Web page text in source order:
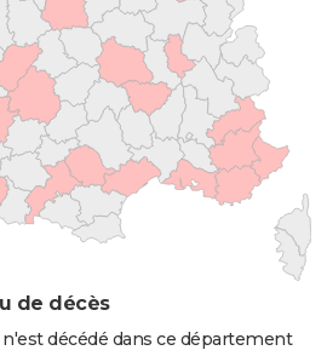
de décès
n'est décédé dans ce département